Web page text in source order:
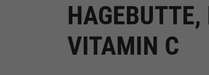
VITAMIN C